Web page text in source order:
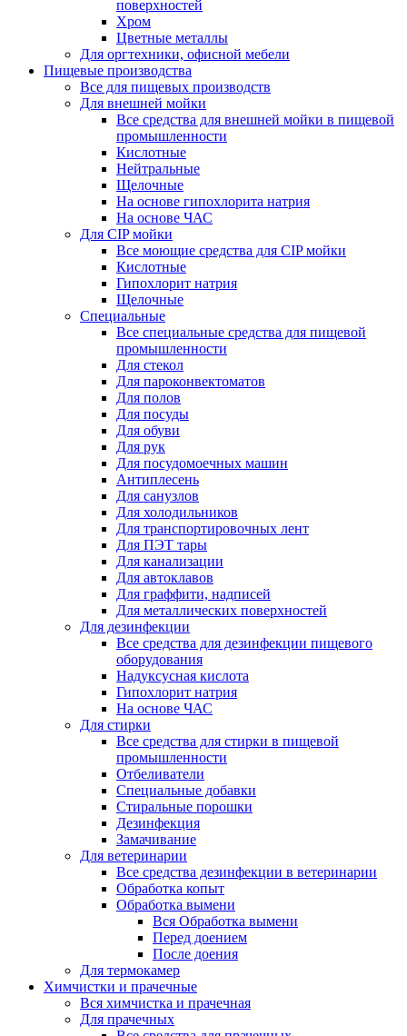
поверхностей
Хром
Цветные металлы
Для оргтехники, офисной мебели
Пищевые производства
Все для пищевых производств
Для внешней мойки
Все средства для внешней мойки в пищевой
промышленности
Кислотные
Нейтральные
Щелочные
На основе гипохлорита натрия
На основе ЧАС
Для CIP мойки
Все моющие средства для CIP мойки
Кислотные
Гипохлорит натрия
Щелочные
Специальные
Все специальные средства для пищевой
промышленности
Для стекол
Для пароконвектоматов
Для полов
Для посуды
Для обуви
Для рук
Для посудомоечных машин
Антиплесень
Для санузлов
Для холодильников
Для транспортировочных лент
Для ПЭТ тары
Для канализации
Для автоклавов
Для граффити, надписей
Для металлических поверхностей
Для дезинфекции
Все средства для дезинфекции пищевого
оборудования
Надуксусная кислота
Гипохлорит натрия
На основе ЧАС
Для стирки
Все средства для стирки в пищевой
промышленности
Отбеливатели
Специальные добавки
Стиральные порошки
Дезинфекция
Замачивание
Для ветеринарии
Все средства дезинфекции в ветеринарии
Обработка копыт
Обработка вымени
Вся Обработка вымени
Перед доением
После доения
Для термокамер
Химчистки и прачечные
Вся химчистка и прачечная
Для прачечных